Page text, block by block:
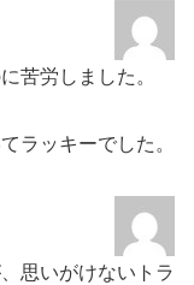
苦労しました。
ラッキーでした。
思いがけないトラ